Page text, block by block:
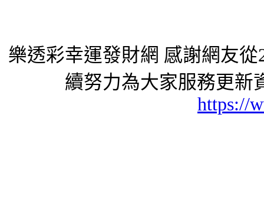
樂透彩幸運發財網 感謝網友
續努力為大家服務更新
https://